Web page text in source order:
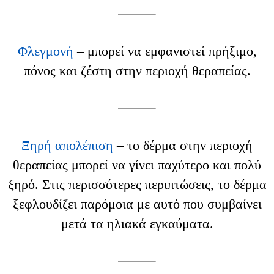
Φλεγμονή – μπορεί να εμφανιστεί πρήξιμο,
πόνος και ζέστη στην περιοχή θεραπείας.
Ξηρή απολέπιση – το δέρμα στην περιοχή
θεραπείας μπορεί να γίνει παχύτερο και πολύ
ξηρό. Στις περισσότερες περιπτώσεις, το δέρμα
ξεφλουδίζει παρόμοια με αυτό που συμβαίνει
μετά τα ηλιακά εγκαύματα.